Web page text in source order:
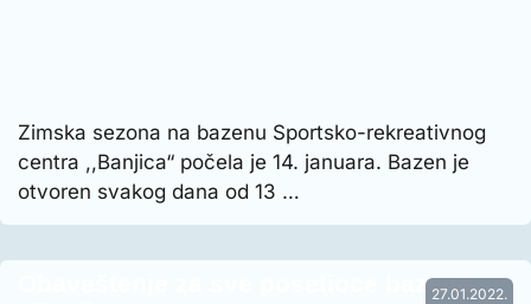
Zimska sezona na bazenu Sportsko-rekreativnog
centra ,,Banjica“ počela je 14. januara. Bazen je
otvoren svakog dana od 13 …
27.01.2022.
Obaveštenje za sve posetioce bazena